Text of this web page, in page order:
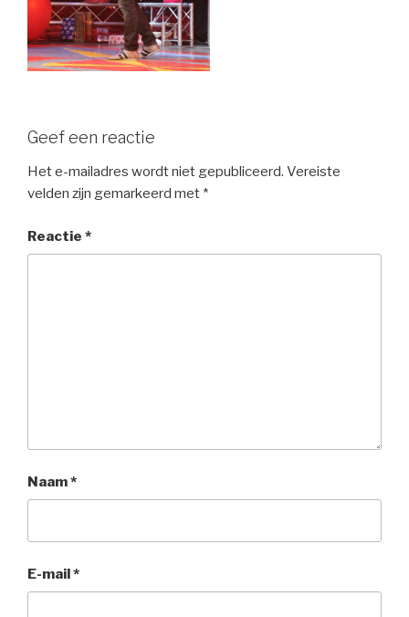
Geef een reactie
Het e-mailadres wordt niet gepubliceerd. Vereiste
velden zijn gemarkeerd met *
Reactie *
Naam*
E-mail*